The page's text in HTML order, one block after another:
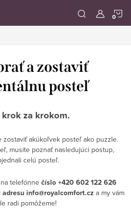
a zostaviť
posteľ
za krokom.
akúkoľvek posteľ ako puzzle.
musíte poznať nasledujúci postup,
celú posteľ.
telefónne číslo +420 602 122 626
info@royalcomfort.cz a my vám
radi pomôžeme!